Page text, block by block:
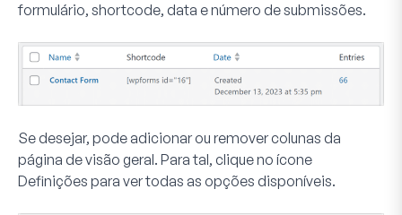
formulário, shortcode, data e número de submissões.
Se desejar, pode adicionar ou remover colunas da
página de visão geral. Para tal, clique no ícone
Definições para ver todas as opções disponíveis.